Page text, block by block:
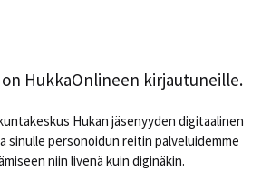
on HukkaOnlineen kirjautuneille.
Hukan jäsenyyden digitaalinen
sinulle personoidun reitin palveluidemme
niin livenä kuin diginäkin.